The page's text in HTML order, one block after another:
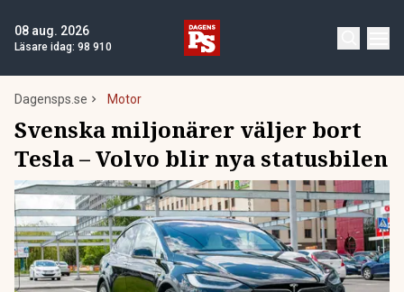
08 aug. 2026
Läsare idag: 98 910
Dagensps.se Motor
Svenska miljonärer väljer bort
Tesla – Volvo blir nya statusbilen